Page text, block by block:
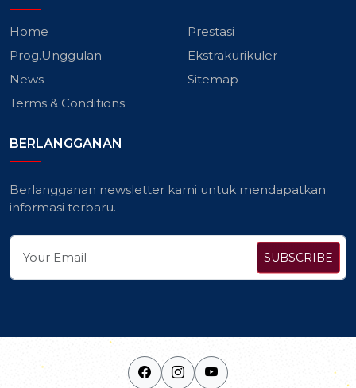
Home
Prestasi
Prog.Unggulan
Ekstrakurikuler
News
Sitemap
Terms & Conditions
BERLANGGANAN
Berlangganan newsletter kami untuk mendapatkan
informasi terbaru.
SUBSCRIBE